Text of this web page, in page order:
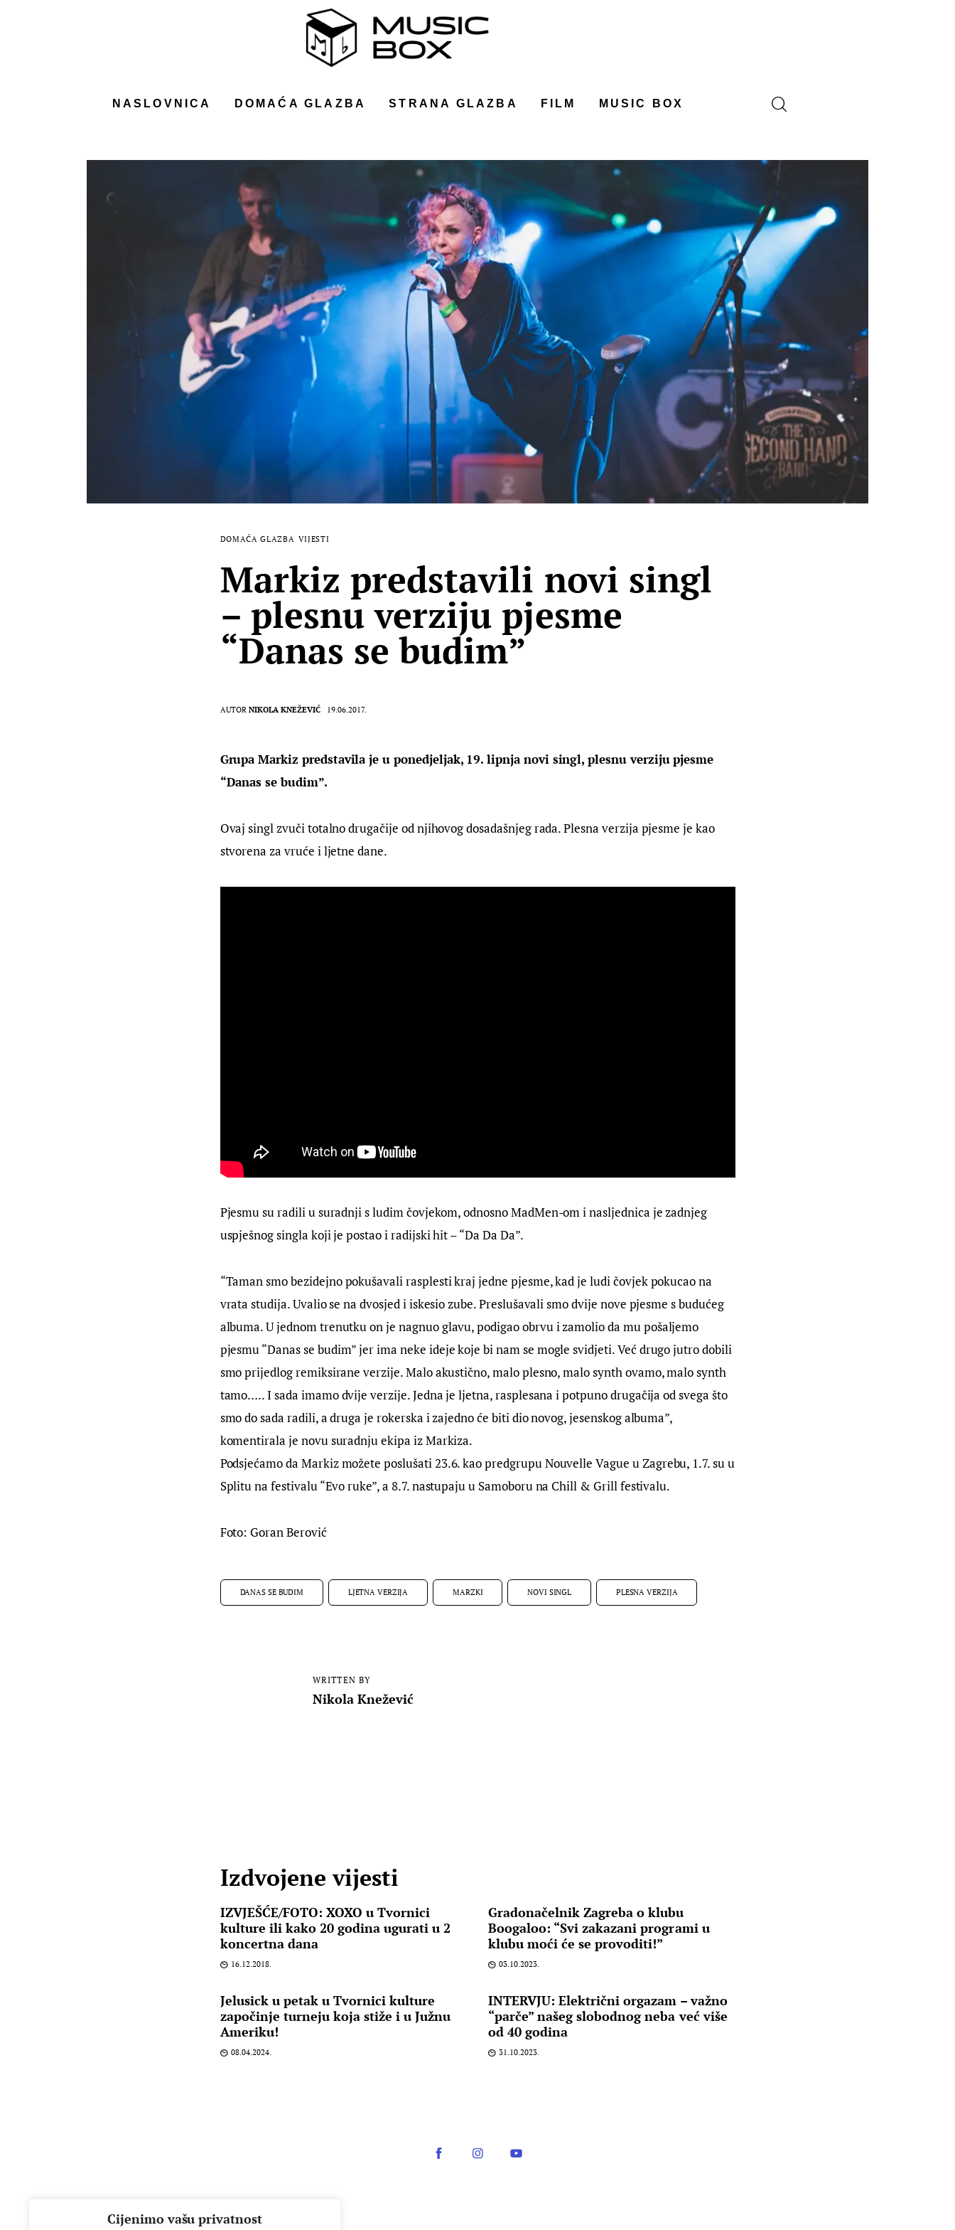
Cijenimo vašu privatnost
NASLOVNICA DOMAĆA GLAZBA STRANA GLAZBA FILM MUSIC BOX
DOMAĆA GLAZBA VIJESTI
Markiz predstavili novi singl
– plesnu verziju pjesme
“Danas se budim”
AUTOR NIKOLA KNEŽEVIĆ 19.06.2017.
Grupa Markiz predstavila je u ponedjeljak, 19. lipnja novi singl, plesnu verziju pjesme
“Danas se budim”.
Ovaj singl zvuči totalno drugačije od njihovog dosadašnjeg rada. Plesna verzija pjesme je kao
stvorena za vruće i ljetne dane.
Pjesmu su radili u suradnji s ludim čovjekom, odnosno MadMen-om i nasljednica je zadnjeg
uspješnog singla koji je postao i radijski hit – “Da Da Da”.
“Taman smo bezidejno pokušavali rasplesti kraj jedne pjesme, kad je ludi čovjek pokucao na
vrata studija. Uvalio se na dvosjed i iskesio zube. Preslušavali smo dvije nove pjesme s budućeg
albuma. U jednom trenutku on je nagnuo glavu, podigao obrvu i zamolio da mu pošaljemo
pjesmu “Danas se budim” jer ima neke ideje koje bi nam se mogle svidjeti. Već drugo jutro dobili
smo prijedlog remiksirane verzije. Malo akustično, malo plesno, malo synth ovamo, malo synth
tamo….. I sada imamo dvije verzije. Jedna je ljetna, rasplesana i potpuno drugačija od svega što
smo do sada radili, a druga je rokerska i zajedno će biti dio novog, jesenskog albuma”,
komentirala je novu suradnju ekipa iz Markiza.
Podsjećamo da Markiz možete poslušati 23.6. kao predgrupu Nouvelle Vague u Zagrebu, 1.7. su u
Splitu na festivalu “Evo ruke”, a 8.7. nastupaju u Samoboru na Chill & Grill festivalu.
Foto: Goran Berović
DANAS SE BUDIM LJETNA VERZIJA MARZKI NOVI SINGL PLESNA VERZIJA
WRITTEN BY
Nikola Knežević
Izdvojene vijesti
IZVJEŠĆE/FOTO: XOXO u Tvornici
kulture ili kako 20 godina ugurati u 2
koncertna dana
16.12.2018.
Gradonačelnik Zagreba o klubu
Boogaloo: “Svi zakazani programi u
klubu moći će se provoditi!”
03.10.2023.
Jelusick u petak u Tvornici kulture
započinje turneju koja stiže i u Južnu
Ameriku!
08.04.2024.
INTERVJU: Električni orgazam – važno
“parče” našeg slobodnog neba već više
od 40 godina
31.10.2023.